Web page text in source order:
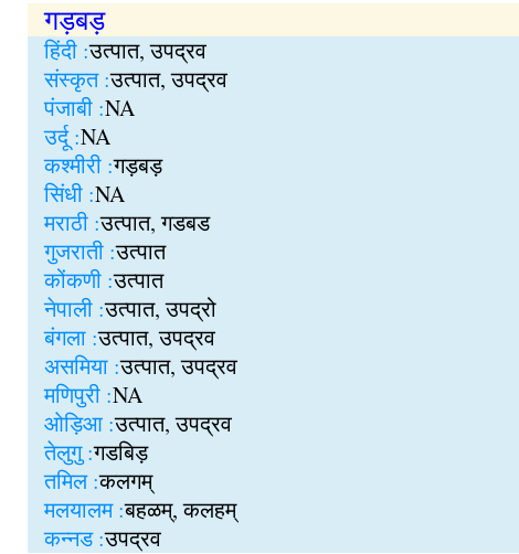
गड़बड़
हिंदी :उत्पात, उपद्रव
संस्कृत :उत्पात, उपद्रव
पंजाबी :NA
उर्दू :NA
कश्मीरी :गड़बड़
सिंधी :NA
मराठी :उत्पात, गडबड
गुजराती :उत्पात
कोंकणी :उत्पात
नेपाली :उत्पात, उपद्रो
बंगला :उत्पात, उपद्रव
असमिया :उत्पात, उपद्रव
मणिपुरी :NA
ओड़िआ :उत्पात, उपद्रव
तेलुगु :गडबिड़
तमिल :कलगम्
मलयालम :बहळम्, कलहम्
कन्नड :उपद्रव